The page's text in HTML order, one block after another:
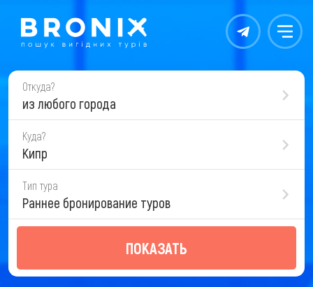
Контакты Меню
Откуда?
из любого города
Куда?
Кипр
Тип тура
Раннее бронирование туров
ПОКАЗАТЬ